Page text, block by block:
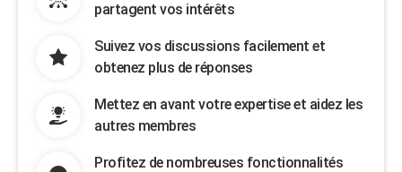
partagent vos intérêts
Suivez vos discussions facilement et
obtenez plus de réponses
Mettez en avant votre expertise et aidez les
autres membres
Profitez de nombreuses fonctionnalités